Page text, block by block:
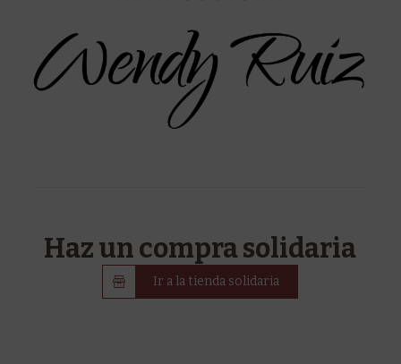
Haz un compra solidaria
Ir a la tienda solidaria